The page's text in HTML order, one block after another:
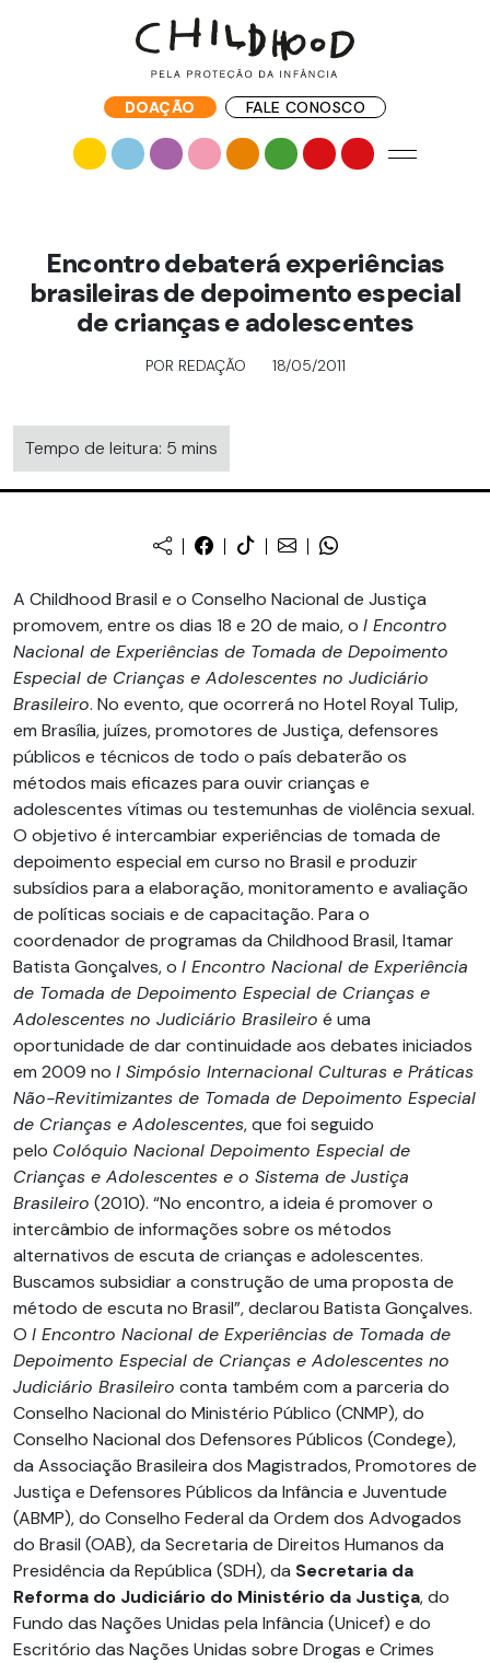
DOAÇÃO FALE CONOSCO
Encontro debaterá experiências
brasileiras de depoimento especial
de crianças e adolescentes
POR REDAÇÃO 18/05/2011
Tempo de leitura: 5 mins
A Childhood Brasil e o Conselho Nacional de Justiça
promovem, entre os dias 18 e 20 de maio, o I Encontro
Nacional de Experiências de Tomada de Depoimento
Especial de Crianças e Adolescentes no Judiciário
Brasileiro. No evento, que ocorrerá no Hotel Royal Tulip,
em Brasília, juízes, promotores de Justiça, defensores
públicos e técnicos de todo o país debaterão os
métodos mais eficazes para ouvir crianças e
adolescentes vítimas ou testemunhas de violência sexual.
O objetivo é intercambiar experiências de tomada de
depoimento especial em curso no Brasil e produzir
subsídios para a elaboração, monitoramento e avaliação
de políticas sociais e de capacitação. Para o
coordenador de programas da Childhood Brasil, Itamar
Batista Gonçalves, o I Encontro Nacional de Experiência
de Tomada de Depoimento Especial de Crianças e
Adolescentes no Judiciário Brasileiro é uma
oportunidade de dar continuidade aos debates iniciados
em 2009 no I Simpósio Internacional Culturas e Práticas
Não-Revitimizantes de Tomada de Depoimento Especial
de Crianças e Adolescentes, que foi seguido
pelo Colóquio Nacional Depoimento Especial de
Crianças e Adolescentes e o Sistema de Justiça
Brasileiro (2010). “No encontro, a ideia é promover o
intercâmbio de informações sobre os métodos
alternativos de escuta de crianças e adolescentes.
Buscamos subsidiar a construção de uma proposta de
método de escuta no Brasil”, declarou Batista Gonçalves.
O I Encontro Nacional de Experiências de Tomada de
Depoimento Especial de Crianças e Adolescentes no
Judiciário Brasileiro conta também com a parceria do
Conselho Nacional do Ministério Público (CNMP), do
Conselho Nacional dos Defensores Públicos (Condege),
da Associação Brasileira dos Magistrados, Promotores de
Justiça e Defensores Públicos da Infância e Juventude
(ABMP), do Conselho Federal da Ordem dos Advogados
do Brasil (OAB), da Secretaria de Direitos Humanos da
Presidência da República (SDH), da Secretaria da
Reforma do Judiciário do Ministério da Justiça, do
Fundo das Nações Unidas pela Infância (Unicef) e do
Escritório das Nações Unidas sobre Drogas e Crimes